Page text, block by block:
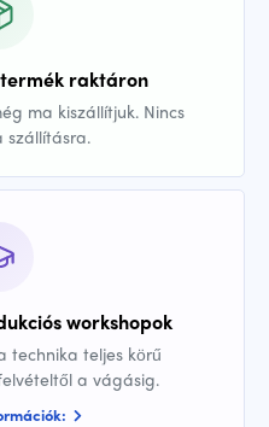
raktáron
ma kiszállítjuk. Nincs
szállításra.
workshopok
technika teljes körű
a vágásig.